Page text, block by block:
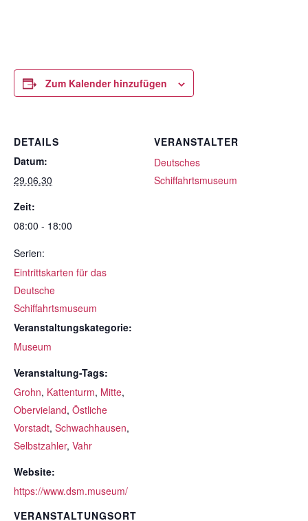
Zum Kalender hinzufügen
DETAILS
Datum:
29.06.30
Zeit:
08:00 - 18:00
Serien:
Eintrittskarten für das
Deutsche
Schiffahrtsmuseum
Veranstaltungskategorie:
Museum
Veranstaltung-Tags:
Grohn, Kattenturm, Mitte,
Obervieland, Östliche
Vorstadt, Schwachhausen,
Selbstzahler, Vahr
Website:
https://www.dsm.museum/
VERANSTALTUNGSORT
VERANSTALTER
Deutsches
Schiffahrtsmuseum